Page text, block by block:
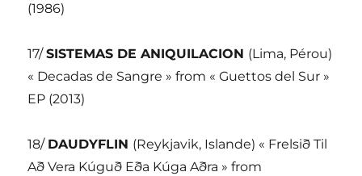
(1986)
17/SISTEMAS DE ANIQUILACION (Lima, Pérou)
« Decadas de Sangre » from « Guettos del Sur »
EP (2013)
18/ DAUDYFLIN (Reykjavik, Islande) « Frelsið Til
Að Vera Kúguð Eða Kúga Aðra » from